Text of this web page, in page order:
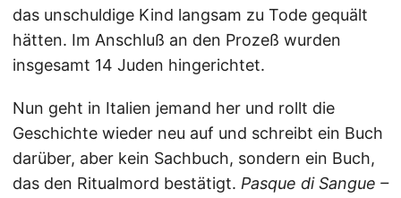
das unschuldige Kind langsam zu Tode gequält
hätten. Im Anschluß an den Prozeß wurden
insgesamt 14 Juden hingerichtet.
Nun geht in Italien jemand her und rollt die
Geschichte wieder neu auf und schreibt ein Buch
darüber, aber kein Sachbuch, sondern ein Buch,
das den Ritualmord bestätigt. Pasque di Sangue –